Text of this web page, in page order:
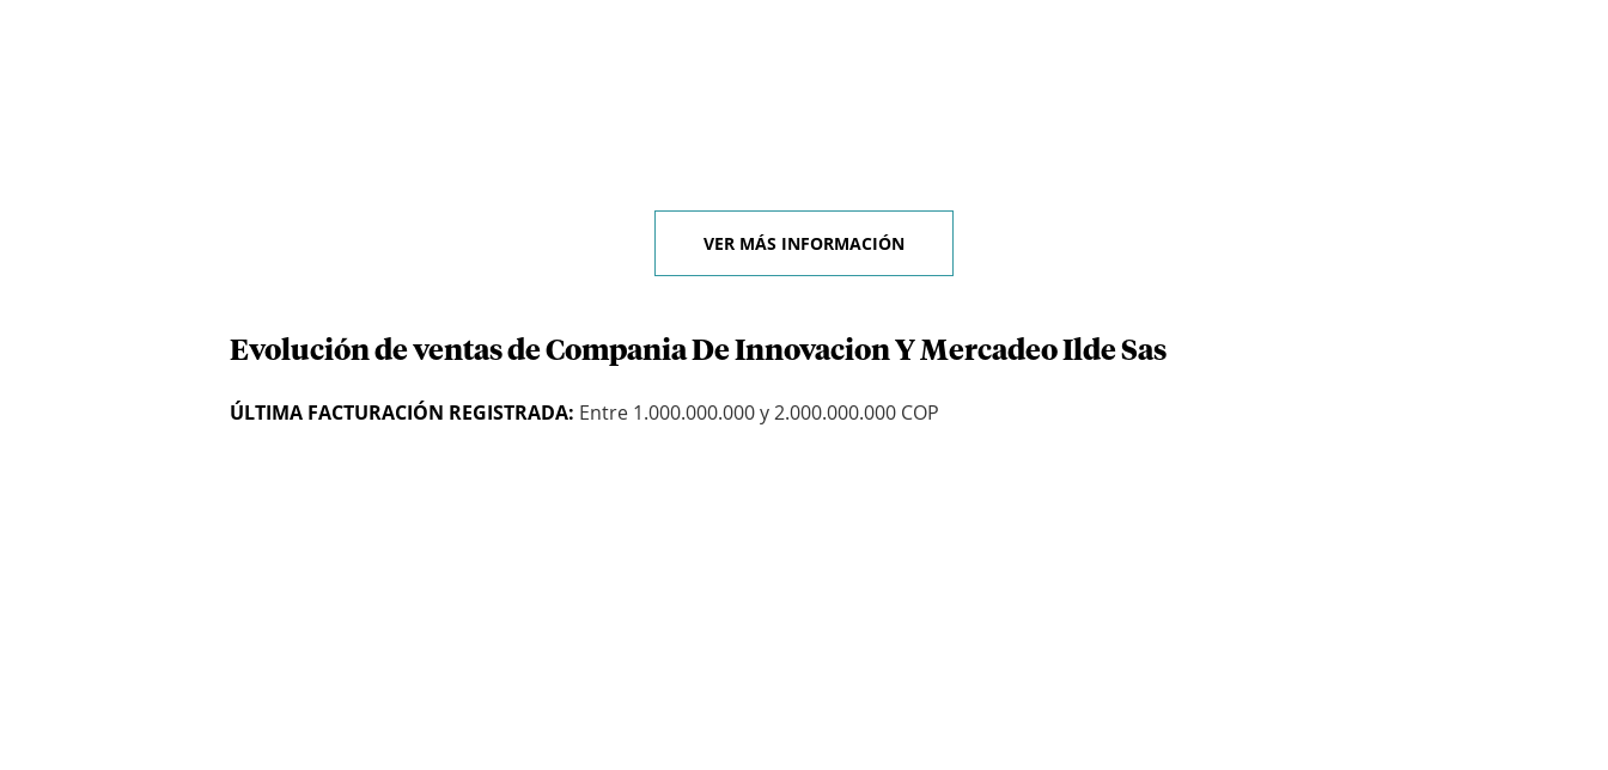
VER MÁS INFORMACIÓN
Evolución de ventas de Compania De Innovacion Y Mercadeo Ilde Sas
ÚLTIMA FACTURACIÓN REGISTRADA: Entre 1.000.000.000 y 2.000.000.000 COP